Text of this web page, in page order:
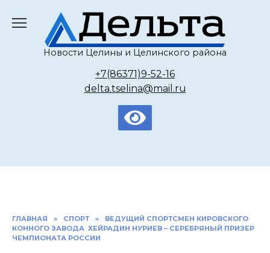
содержанию
Новости Целины и Целинского района
+7(86371)9-52-16
delta.tselina@mail.ru
ГЛАВНАЯ » СПОРТ »
ВЕДУЩИЙ СПОРТСМЕН КИРОВСКОГО
КОННОГО ЗАВОДА ХЕЙРАДИН НУРИЕВ – СЕРЕБРЯНЫЙ ПРИЗЕР
ЧЕМПИОНАТА РОССИИ